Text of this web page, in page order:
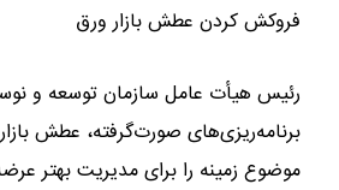
فروکش کردن عطش بازار ورق
رئیس هیأت عامل سازمان توسعه و
برنامه‌ریزی‌های صورت‌گرفته، عطش
موضوع زمینه را برای مدیریت بهتر